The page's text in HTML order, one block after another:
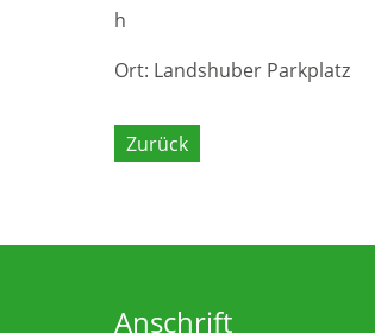
h
Ort: Landshuber Parkplatz
Zurück
Anschrift